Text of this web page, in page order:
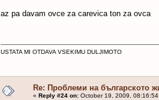
az pa davam ovce za carevica ton za ovca
USTATA MI OTDAVA VSEKIMU DULJIMOTO
Re: Проблеми на българското
« Reply #24 on:October 19, 2009, 08:16:54